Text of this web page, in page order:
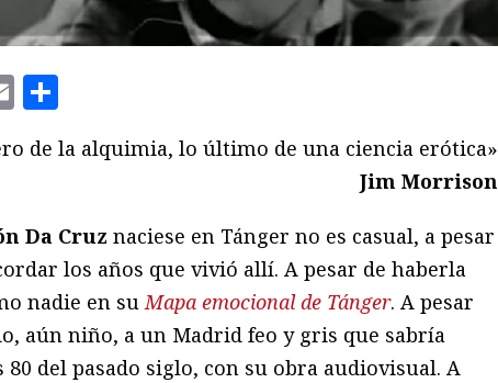
Email
de la alquimia, lo último de una ciencia erótica»
Jim Morrison
Da Cruz naciese en Tánger no es casual, a pesar
los años que vivió allí. A pesar de haberla
nadie en suMapa emocional de Tánger. A pesar
aún niño, a un Madrid feo y gris que sabría
del pasado siglo, con su obra audiovisual. A